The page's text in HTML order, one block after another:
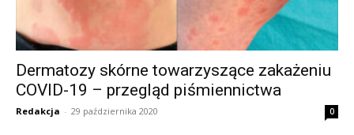
Dermatozy skórne towarzyszące zakażeniu
COVID-19 – przegląd piśmiennictwa
Redakcja - 29 października 2020 0